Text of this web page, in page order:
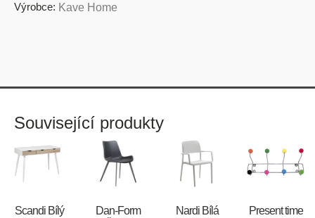
Výrobce: Kave Home
Související produkty
Scandi Bílý
​​​​​Dan-Form
Nardi Bílá
Present time